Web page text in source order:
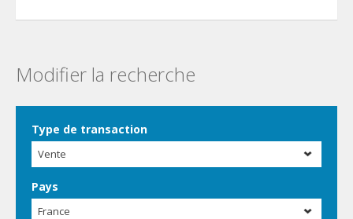
Modifier la recherche
Type de transaction
Vente
Pays
France